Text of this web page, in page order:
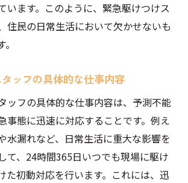
い職場環境の整備
と応募手順
があれば大歓迎！埼玉県の緊急駆
れと面接対策
るまでのステップ
向けのサポート体制
フォローアップ
います。このように、緊急駆けつけス
住民の日常生活において欠かせないも
ッフの具体的な仕事内容
ッフの具体的な仕事内容は、予測不能
事態に迅速に対応することです。例え
水漏れなど、日常生活に重大な影響を
て、24時間365日いつでも現場に駆け
た初動対応を行います。これには、迅